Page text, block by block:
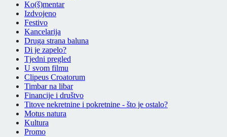
Ko(š)mentar
Izdvojeno
Festivo
Kancelarija
Druga strana baluna
Di je zapelo?
Tjedni pregled
U svom filmu
Clipeus Croatorum
Timbar na libar
Financije i društvo
Titove nekretnine i pokretnine - što je ostalo?
Motus natura
Kultura
Promo